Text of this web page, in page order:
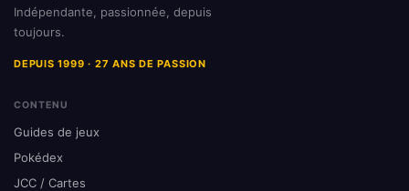
Indépendante, passionnée, depuis
toujours.
DEPUIS 1999 · 27 ANS DE PASSION
CONTENU
Guides de jeux
Pokédex
JCC / Cartes